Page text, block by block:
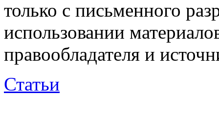
только с письменного
использовании
правообладателя и
Статьи